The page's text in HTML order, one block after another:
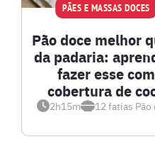
PÃES E MASSAS DOCES
Pão doce melhor
da padaria:
fazer esse com
cobertura de
2h15m 12 fatias Pão